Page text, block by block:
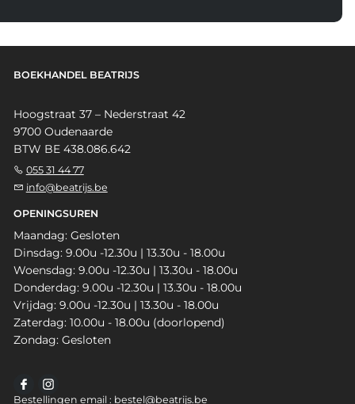
BOEKHANDEL BEATRIJS
Hoogstraat 37 – Nederstraat 42
9700 Oudenaarde
BTW BE 438.086.642
055 31 44 77
info@beatrijs.be
OPENINGSUREN
Maandag: Gesloten
Dinsdag: 9.00u -12.30u | 13.30u - 18.00u
Woensdag: 9.00u -12.30u | 13.30u - 18.00u
Donderdag: 9.00u -12.30u | 13.30u - 18.00u
Vrijdag: 9.00u -12.30u | 13.30u - 18.00u
Zaterdag: 10.00u - 18.00u (doorlopend)
Zondag: Gesloten
Bestellingen email : bestel@beatrijs.be